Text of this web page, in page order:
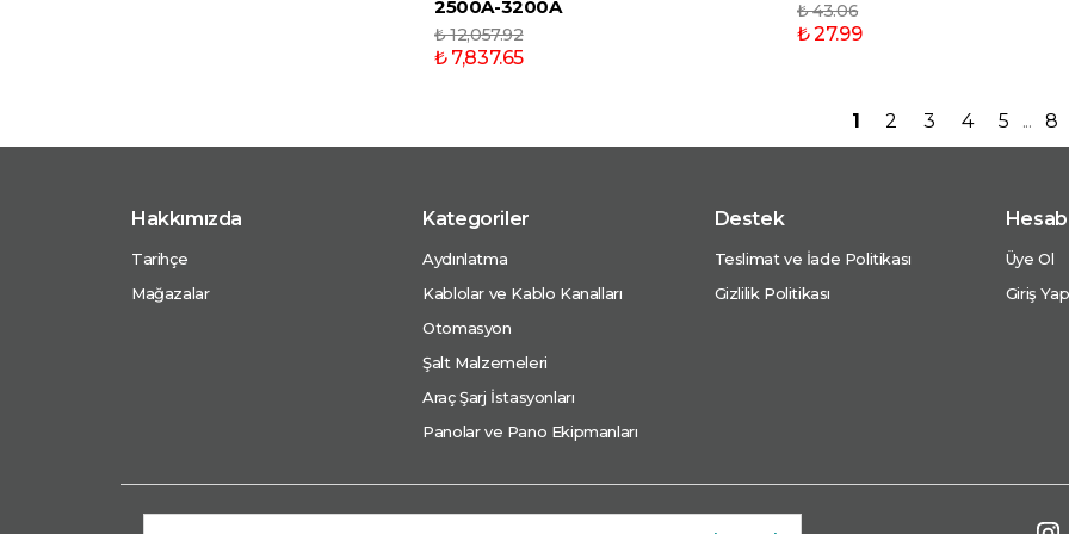
2500A-3200A
₺ 12,057.92
₺ 7,837.65
₺ 43.06
₺ 27.99
1 2 3 4 5 8
Hakkımızda
Tarihçe
Mağazalar
Kategoriler
Aydınlatma
Kablolar ve Kablo Kanalları
Otomasyon
Şalt Malzemeleri
Araç Şarj İstasyonları
Panolar ve Pano Ekipmanları
Destek
Teslimat ve İade Politikası
Gizlilik Politikası
Üye Ol
Giriş Yap